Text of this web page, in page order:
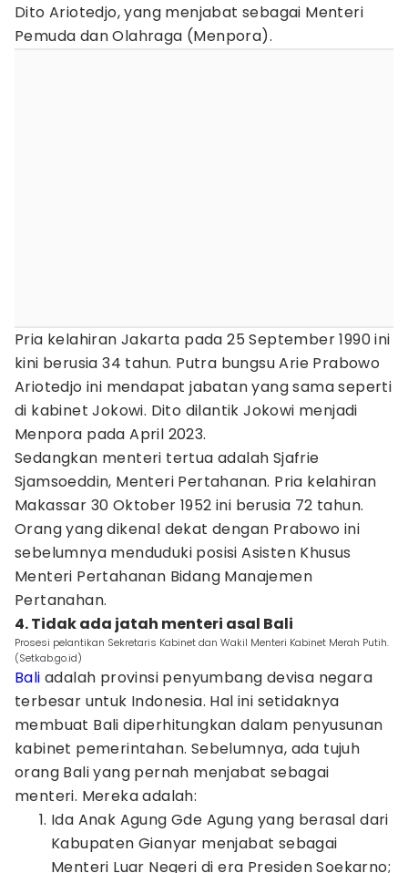
Dito Ariotedjo, yang menjabat sebagai Menteri
Pemuda dan Olahraga (Menpora).
Pria kelahiran Jakarta pada 25 September 1990 ini
kini berusia 34 tahun. Putra bungsu Arie Prabowo
Ariotedjo ini mendapat jabatan yang sama seperti
di kabinet Jokowi. Dito dilantik Jokowi menjadi
Menpora pada April 2023.
Sedangkan menteri tertua adalah Sjafrie
Sjamsoeddin, Menteri Pertahanan. Pria kelahiran
Makassar 30 Oktober 1952 ini berusia 72 tahun.
Orang yang dikenal dekat dengan Prabowo ini
sebelumnya menduduki posisi Asisten Khusus
Menteri Pertahanan Bidang Manajemen
Pertanahan.
4. Tidak ada jatah menteri asal Bali
Prosesi pelantikan Sekretaris Kabinet dan Wakil Menteri Kabinet Merah Putih.
(Setkab.go.id)
Bali adalah provinsi penyumbang devisa negara
terbesar untuk Indonesia. Hal ini setidaknya
membuat Bali diperhitungkan dalam penyusunan
kabinet pemerintahan. Sebelumnya, ada tujuh
orang Bali yang pernah menjabat sebagai
menteri. Mereka adalah:
Ida Anak Agung Gde Agung yang berasal dari
Kabupaten Gianyar menjabat sebagai
Menteri Luar Negeri di era Presiden Soekarno;